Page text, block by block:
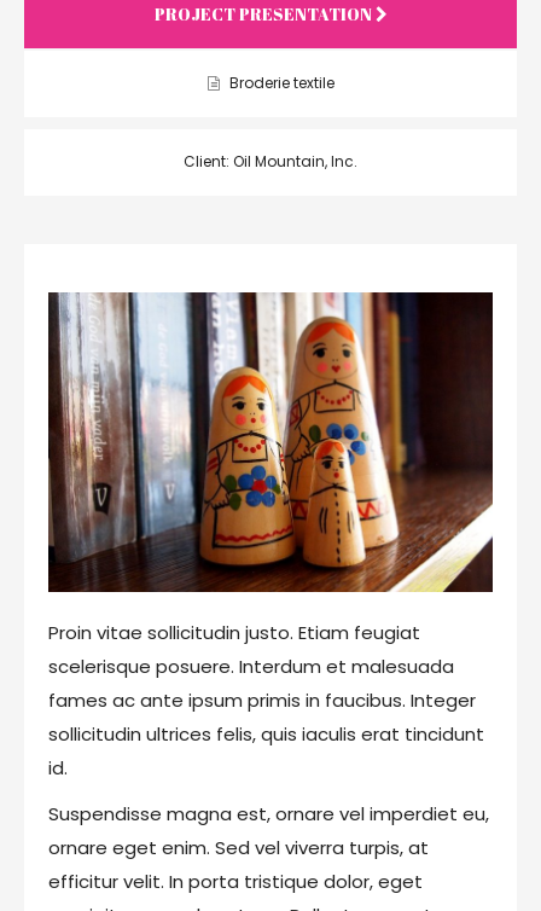
PROJECT PRESENTATION
Broderie textile
Client: Oil Mountain, Inc.
Proin vitae sollicitudin justo. Etiam feugiat
scelerisque posuere. Interdum et malesuada
fames ac ante ipsum primis in faucibus. Integer
sollicitudin ultrices felis, quis iaculis erat tincidunt
id.
Suspendisse magna est, ornare vel imperdiet eu,
ornare eget enim. Sed vel viverra turpis, at
efficitur velit. In porta tristique dolor, eget